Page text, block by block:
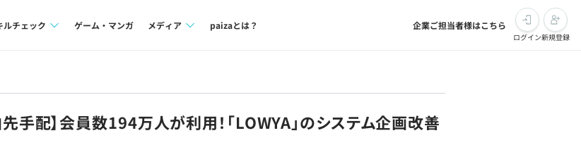
ルチェック
価結果一覧
ゲーム・マンガ メディア
note
paizaとは？ 企業ご担当者様はこちら
ログイン新規登録
手配】会員数194万人が利用！「LOWYA」のシステム企画改善